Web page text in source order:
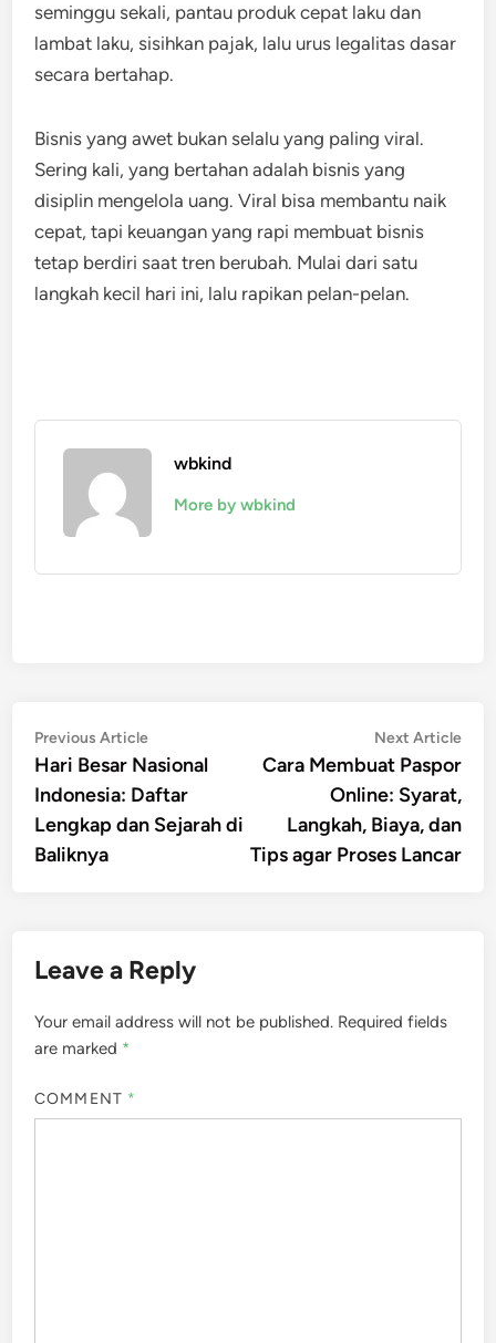
seminggu sekali, pantau produk cepat laku dan
lambat laku, sisihkan pajak, lalu urus legalitas dasar
secara bertahap.
Bisnis yang awet bukan selalu yang paling viral.
Sering kali, yang bertahan adalah bisnis yang
disiplin mengelola uang. Viral bisa membantu naik
cepat, tapi keuangan yang rapi membuat bisnis
tetap berdiri saat tren berubah. Mulai dari satu
langkah kecil hari ini, lalu rapikan pelan-pelan.
wbkind
More by wbkind
Post
navigation
Previous ArticlePrevious
article:
Hari Besar Nasional
Indonesia: Daftar
Lengkap dan Sejarah di
Baliknya
Next Article
Cara Membuat Paspor
Online: Syarat,
Langkah, Biaya, dan
Tips agar Proses Lancar
Leave a Reply
Your email address will not be published. Required fields
are marked *
COMMENT *